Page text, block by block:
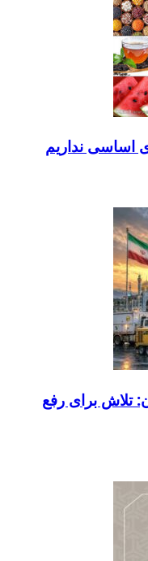
اساسی نداریم
تلاش برای رفع